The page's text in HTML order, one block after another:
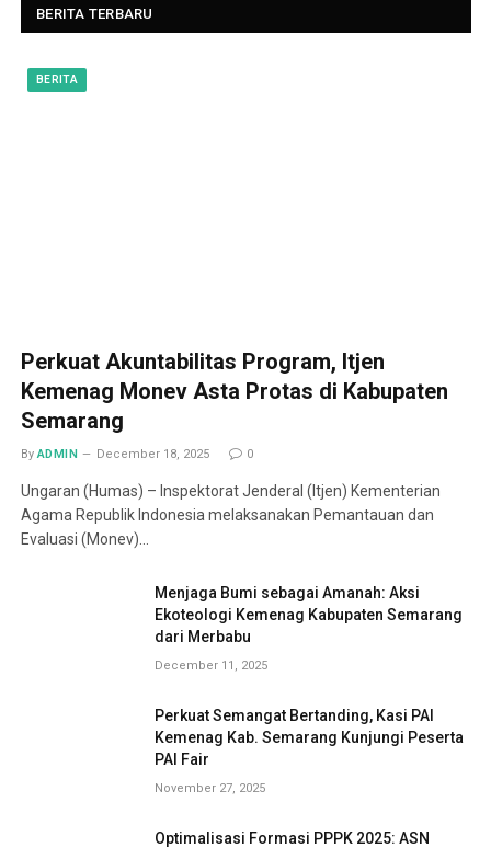
BERITA TERBARU
BERITA
Perkuat Akuntabilitas Program, Itjen
Kemenag Monev Asta Protas di Kabupaten
Semarang
By ADMIN December 18, 2025 0
Ungaran (Humas) – Inspektorat Jenderal (Itjen) Kementerian
Agama Republik Indonesia melaksanakan Pemantauan dan
Evaluasi (Monev)…
Menjaga Bumi sebagai Amanah: Aksi
Ekoteologi Kemenag Kabupaten Semarang
dari Merbabu
December 11, 2025
Perkuat Semangat Bertanding, Kasi PAI
Kemenag Kab. Semarang Kunjungi Peserta
PAI Fair
November 27, 2025
Optimalisasi Formasi PPPK 2025: ASN